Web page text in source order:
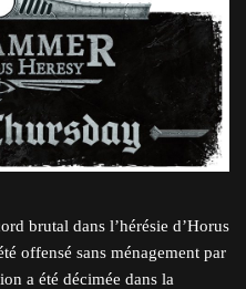
brutal dans l’hérésie d’Horus
offensé sans ménagement par
a été décimée dans la